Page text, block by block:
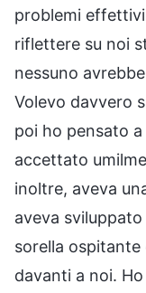
problemi
riflettere su noi
nessuno
Volevo davvero
poi ho pensato
accettato
inoltre, aveva
aveva
sorella
davanti a noi.